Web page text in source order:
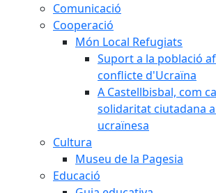
Comunicació
Cooperació
Món Local Refugiats
Suport a la població
conflicte d'Ucraïna
A Castellbisbal, com
solidaritat ciutadana
ucraïnesa
Cultura
Museu de la Pagesia
Educació